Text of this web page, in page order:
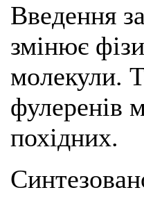
Введення
змінює
молекули.
фулеренів
похідних.